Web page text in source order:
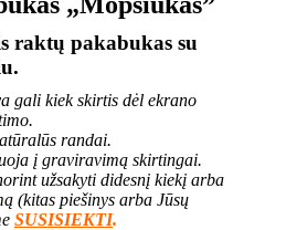
raktų pakabukas su
gali kiek skirtis dėl ekrano
randai.
į graviravimą skirtingai.
užsakyti didesnį kiekį arba
(kitas piešinys arba Jūsų
SUSISIEKTI.